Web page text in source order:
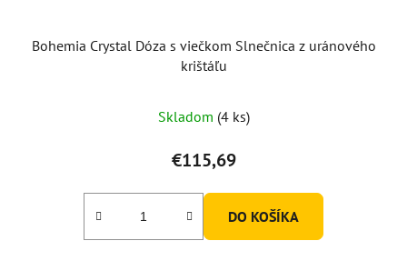
Bohemia Crystal Dóza s viečkom Slnečnica z uránového
krištáľu
Skladom (4 ks)
€115,69
DO KOŠÍKA